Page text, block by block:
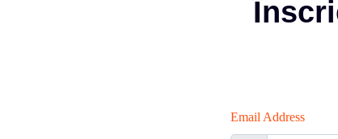
Email Address